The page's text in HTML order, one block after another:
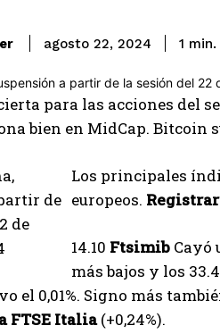
agosto 22, 2024 1 min.
para las acciones del
bien en MidCap. Bitcoin
Los principales
europeos.
14.10 Ftsimib Cayó
más bajos y los
el 0,01%. Signo más
FTSE Italia(+0,24%).